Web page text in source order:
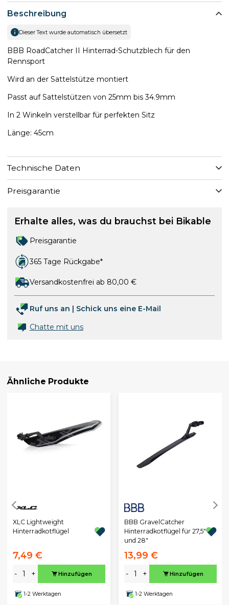
Beschreibung
Dieser Text wurde automatisch übersetzt
BBB RoadCatcher II Hinterrad-Schutzblech für den
Rennsport
Wird an der Sattelstütze montiert
Passt auf Sattelstützen von 25mm bis 34.9mm
In 2 Winkeln verstellbar für perfekten Sitz
Länge: 45cm
Technische Daten
Preisgarantie
Erhalte alles, was du brauchst bei Bikable
Preisgarantie
365 Tage Rückgabe*
Versandkostenfrei ab 80,00 €
Ruf uns an
Schick uns eine E-Mail
Chatte mit uns
Ähnliche Produkte
XLC Lightweight
Hinterradkotflügel
7,49 €
- + Hinzufügen
1-2 Werktagen
BBB GravelCatcher
Hinterradkotflügel für 27,5"
und 28"
13,99 €
- + Hinzufügen
1-2 Werktagen